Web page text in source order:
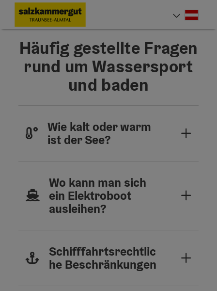
Zum InhaltAccesskey
[0]
Zur NavigationAccesskey
[1]
Zum Seitenanfang
Zur KontaktseiteAccesskey
[3]
Zur SucheAccesskey
[4]
Zum ImpressumAccesskey
[5]
Zu den Hinweisen zur Bedienung der Website Accesskey
Zur StartseiteAccesskey
[7]
Häufig gestellte Fragen
rund um Wassersport
und baden
Wie kalt oder warm
ist der See?
Wo kann man sich
ein Elektroboot
ausleihen?
Schifffahrtsrechtlic
he Beschränkungen